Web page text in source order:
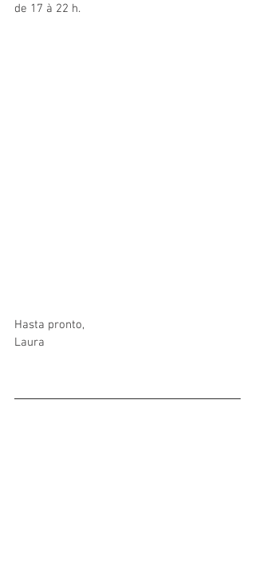
de 17 à 22 h.
Hasta pronto,
Laura